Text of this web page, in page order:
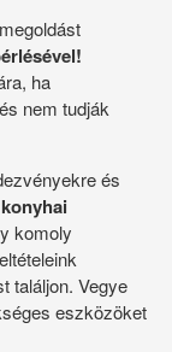
ha
nem tudják
és
konyhai
komoly
találjon. Vegye
eszközöket